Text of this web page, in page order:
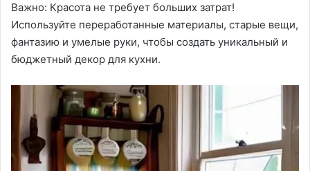
Важно: Красота не требует больших затрат!
Используйте переработанные материалы, старые вещи,
фантазию и умелые руки, чтобы создать уникальный и
бюджетный декор для кухни․